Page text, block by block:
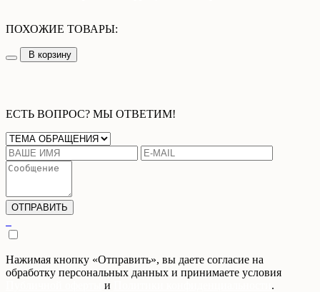
ПОХОЖИЕ ТОВАРЫ:
В корзину
ЕСТЬ ВОПРОС? МЫ ОТВЕТИМ!
Нажимая кнопку «Отправить», вы даете согласие на
обработку персональных данных и принимаете условия
и .